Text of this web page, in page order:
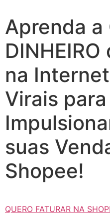
Aprenda a
na
Virais para
suas
Shopee!
QUERO FATURAR NA